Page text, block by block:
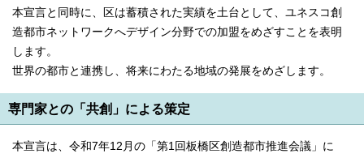
本宣言と同時に、区は蓄積された実績を土台として、ユネスコ創
造都市ネットワークへデザイン分野での加盟をめざすことを表明
します。
世界の都市と連携し、将来にわたる地域の発展をめざします。
専門家との「共創」による策定
本宣言は、令和7年12月の「第1回板橋区創造都市推進会議」に